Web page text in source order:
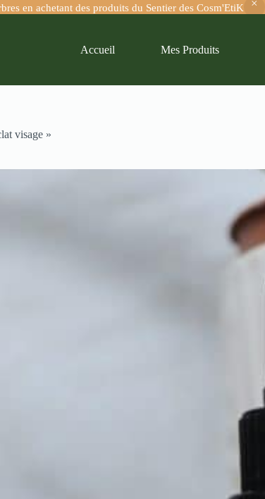
en achetant des produits du Sentier des Cosm'EtiK
Accueil Mes Produits
visage »